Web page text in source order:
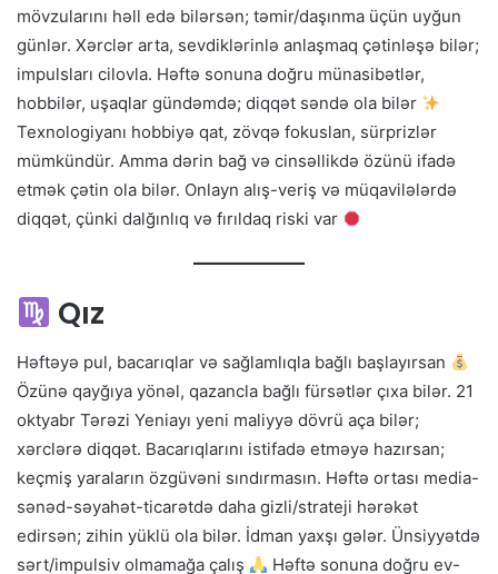
mövzularını həll edə bilərsən; təmir/daşınma üçün uyğun
günlər. Xərclər arta, sevdiklərinlə anlaşmaq çətinləşə bilər;
impulsları cilovla. Həftə sonuna doğru münasibətlər,
hobbilər, uşaqlar gündəmdə; diqqət səndə ola bilər
Texnologiyanı hobbiyə qat, zövqə fokuslan, sürprizlər
mümkündür. Amma dərin bağ və cinsəllikdə özünü ifadə
etmək çətin ola bilər. Onlayn alış-veriş və müqavilələrdə
diqqət, çünki dalğınlıq və fırıldaq riski var
Qız
Həftəyə pul, bacarıqlar və sağlamlıqla bağlı başlayırsan
Özünə qayğıya yönəl, qazancla bağlı fürsətlər çıxa bilər. 21
oktyabr Tərəzi Yeniayı yeni maliyyə dövrü aça bilər;
xərclərə diqqət. Bacarıqlarını istifadə etməyə hazırsan;
keçmiş yaraların özgüvəni sındırmasın. Həftə ortası media-
sənəd-səyahət-ticarətdə daha gizli/strateji hərəkət
edirsən; zihin yüklü ola bilər. İdman yaxşı gələr. Ünsiyyətdə
sərt/impulsiv olmamağa çalış
Həftə sonuna doğru ev-